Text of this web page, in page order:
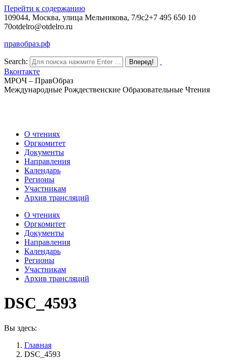
Перейти к содержанию
109044, Москва, улица Мельникова, 7/9с2+7 495 650 10
70otdelro@otdelro.ru
правобраз.рф
Search:
Вконтакте
МРОЧ – ПравОбраз
Международные Рождественские Образовательные Чтения
О чтениях
Оргкомитет
Документы
Направления
Календарь
Регионы
Участникам
Архив трансляций
О чтениях
Оргкомитет
Документы
Направления
Календарь
Регионы
Участникам
Архив трансляций
DSC_4593
Вы здесь:
Главная
DSC_4593